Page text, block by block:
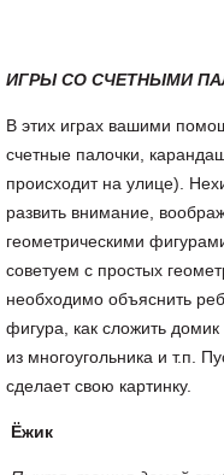
ИГРЫ СО СЧЕТНЫМИ
В этих играх вашими
счетные палочки,
происходит на улице).
развить внимание,
геометрическими
советуем с простых
необходимо объяснить
фигура, как сложить домик
из многоугольника и т.п.
сделает свою картинку.
Ёжик